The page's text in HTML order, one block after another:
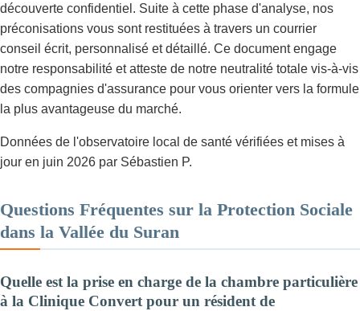
découverte confidentiel. Suite à cette phase d'analyse, nos
préconisations vous sont restituées à travers un courrier
conseil écrit, personnalisé et détaillé. Ce document engage
notre responsabilité et atteste de notre neutralité totale vis-à-vis
des compagnies d'assurance pour vous orienter vers la formule
la plus avantageuse du marché.
Données de l'observatoire local de santé vérifiées et mises à
jour en juin 2026 par Sébastien P.
Questions Fréquentes sur la Protection Sociale
dans la Vallée du Suran
Quelle est la prise en charge de la chambre particulière
à la Clinique Convert pour un résident de